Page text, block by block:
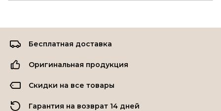
Бесплатная доставка
Оригинальная продукция
Скидки на все товары
Гарантия на возврат 14 дней